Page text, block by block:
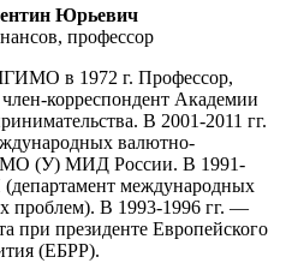
Юрьевич
профессор
в 1972 г. Профессор,
корреспондент Академии
В 2001-2011 гг.
валютно-
(У) МИД России. В 1991-
международных
проблем). В 1993-1996 гг. —
при президенте Европейского
(ЕБРР).